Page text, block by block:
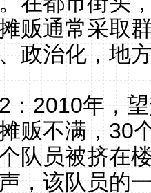
贩通常采取
政治化，地
：2010年，
贩不满，30
队员被挤在
，该队员的